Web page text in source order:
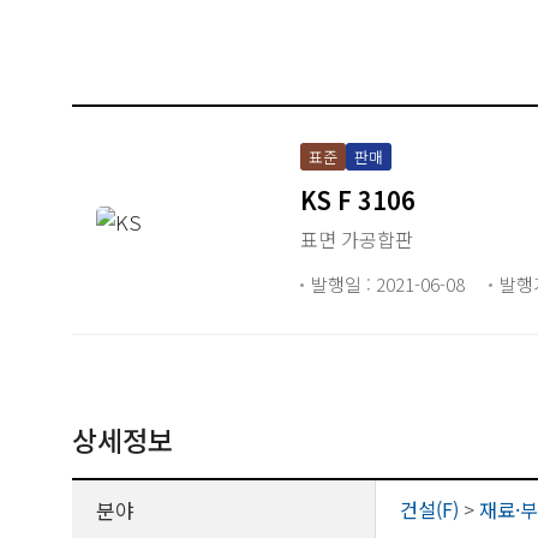
표준 판매
KS F 3106
표면 가공합판
발행일 : 2021-06-08 발
상세정보
분야 건설(F) >재료·